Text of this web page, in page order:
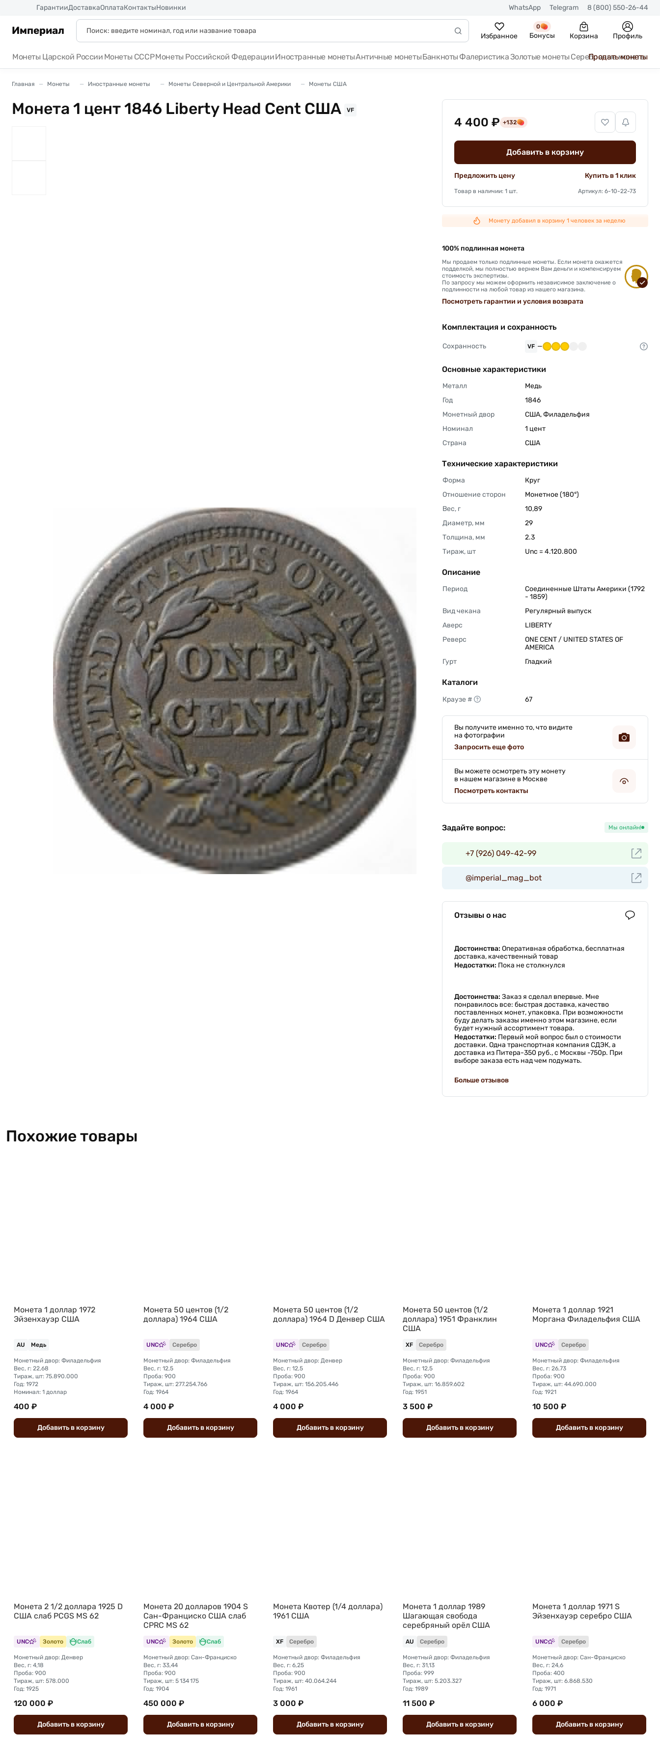
ГарантииДоставкаОплатаКонтактыНовинки WhatsApp Telegram 8 (800) 550-26-44
Империал Избранное
0
Бонусы Корзина Профиль
Монеты Царской России Монеты СССРМонеты Российской ФедерацииИностранные монетыАнтичные монетыБанкноты ФалеристикаЗолотые монеты Серебряные монеты
Продать монеты
Главная Монеты Иностранные монеты Монеты Северной и Центральной Америки Монеты США
Монета 1 цент 1846 Liberty Head Cent США VF
4 400 ₽ +132
Добавить в корзину
Предложить цену Купить в 1 клик
Товар в наличии: 1 шт. Артикул: 6-10-22-73
Монету добавил в корзину 1 человек за неделю
100% подлинная монета
Мы продаем только подлинные монеты. Если монета окажется
подделкой, мы полностью вернем Вам деньги и компенсируем
стоимость экспертизы.
По запросу мы можем оформить независимое заключение о
подлинности на любой товар из нашего магазина.
Посмотреть гарантии и условия возврата
Комплектация и сохранность
Сохранность VF —
Основные характеристики
Металл
Медь
Год
1846
Монетный двор
США, Филадельфия
Номинал
1 цент
Страна
США
Технические характеристики
Форма
Круг
Отношение сторон
Монетное (180°)
Вес, г
10,89
Диаметр, мм
29
Толщина, мм
2.3
Тираж, шт
Unc = 4.120.800
Описание
Период
Соединенные Штаты Америки (1792
- 1859)
Вид чекана
Регулярный выпуск
Аверс
LIBERTY
Реверс
ONE CENT / UNITED STATES OF
AMERICA
Гурт
Гладкий
Каталоги
Краузе # 67
Вы получите именно то, что видите
на фотографии
Запросить еще фото
Вы можете осмотреть эту монету
в нашем магазине в Москве
Посмотреть контакты
Задайте вопрос: Мы онлайн!
+7 (926) 049-42-99
@imperial_mag_bot
Отзывы о нас
Достоинства: Оперативная обработка, бесплатная
доставка, качественный товар
Недостатки: Пока не столкнулся
Достоинства: Заказ я сделал впервые. Мне
понравилось все: быстрая доставка, качество
поставленных монет, упаковка. При возможности
буду делать заказы именно этом магазине, если
будет нужный ассортимент товара.
Недостатки: Первый мой вопрос был о стоимости
доставки. Одна транспортная компания СДЭК, а
доставка из Питера-350 руб., с Москвы -750р. При
выборе заказа есть над чем подумать.
Больше отзывов
Похожие товары
Монета 1 доллар 1972
Эйзенхауэр США
AU Медь
Монетный двор: Филадельфия
Вес, г: 22,68
Тираж, шт: 75.890.000
Год: 1972
Номинал: 1 доллар
400 ₽
Добавить вкорзину
Монета 50 центов (1/2
доллара) 1964 США
UNC Серебро
Монетный двор: Филадельфия
Вес, г: 12,5
Проба: 900
Тираж, шт: 277.254.766
Год: 1964
4 000 ₽
Добавить вкорзину
Монета 50 центов (1/2
доллара) 1964 D Денвер США
UNC Серебро
Монетный двор: Денвер
Вес, г: 12,5
Проба: 900
Тираж, шт: 156.205.446
Год: 1964
4 000 ₽
Добавить вкорзину
Монета 50 центов (1/2
доллара) 1951 Франклин
США
XF Серебро
Монетный двор: Филадельфия
Вес, г: 12,5
Проба: 900
Тираж, шт: 16.859.602
Год: 1951
3 500 ₽
Добавить вкорзину
Монета 1 доллар 1921
Моргана Филадельфия США
UNC Серебро
Монетный двор: Филадельфия
Вес, г: 26,73
Проба: 900
Тираж, шт: 44.690.000
Год: 1921
10 500 ₽
Добавить вкорзину
Монета 2 1/2 доллара 1925 D
США слаб PCGS MS 62
UNC Золото Слаб
Монетный двор: Денвер
Вес, г: 4,18
Проба: 900
Тираж, шт: 578.000
Год: 1925
120 000 ₽
Добавить вкорзину
Монета 20 долларов 1904 S
Сан-Франциско США слаб
CPRC MS 62
UNC Золото Слаб
Монетный двор: Сан-Франциско
Вес, г: 33,44
Проба: 900
Тираж, шт: 5 134 175
Год: 1904
450 000 ₽
Добавить вкорзину
Монета Квотер (1/4 доллара)
1961 США
XF Серебро
Монетный двор: Филадельфия
Вес, г: 6,25
Проба: 900
Тираж, шт: 40.064.244
Год: 1961
3 000 ₽
Добавить вкорзину
Монета 1 доллар 1989
Шагающая свобода
серебряный орёл США
AU Серебро
Монетный двор: Филадельфия
Вес, г: 31,13
Проба: 999
Тираж, шт: 5.203.327
Год: 1989
11 500 ₽
Добавить вкорзину
Монета 1 доллар 1971 S
Эйзенхауэр серебро США
UNC Серебро
Монетный двор: Сан-Франциско
Вес, г: 24,6
Проба: 400
Тираж, шт: 6.868.530
Год: 1971
6 000 ₽
Добавить вкорзину